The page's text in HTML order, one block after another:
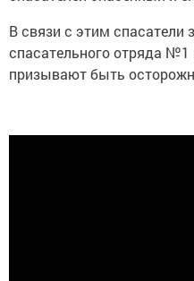
В связи с этим спасатели
спасательного отряда
призывают быть